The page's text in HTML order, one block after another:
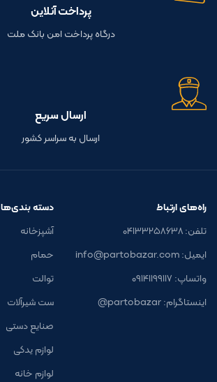
پرداخت آنلاین
درگاه پرداخت امن بانک ملت
ارسال سریع
ارسال به سراسر کشور
راه‌های ارتباط
تلفن: ۰۴۱۳۳۲۵۸۶۳۸
ایمیل: info@partobazar.com
واتساپ: ۰۹۱۴۱۱۹۹۱۱۷
اینستاگرام: partobazar@
دسته بندی‌ها
آشپزخانه
حمام
توالت
ست شیرآلات
صنایع دستی
لوازم یدکی
لوازم خانه